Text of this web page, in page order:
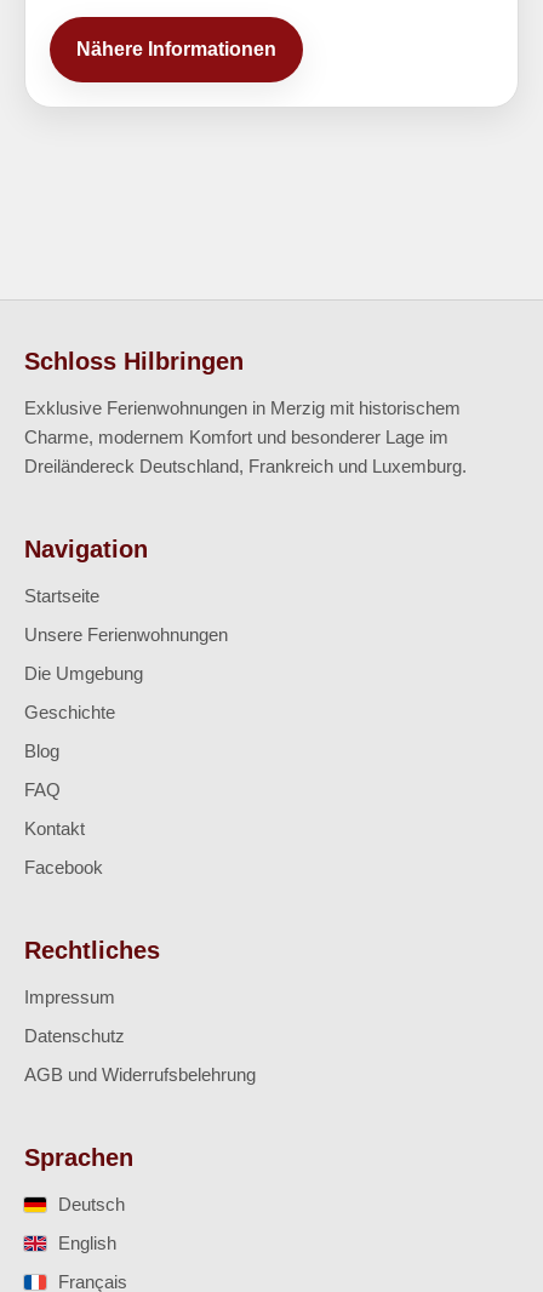
Nähere Informationen
Schloss Hilbringen
Exklusive Ferienwohnungen in Merzig mit historischem
Charme, modernem Komfort und besonderer Lage im
Dreiländereck Deutschland, Frankreich und Luxemburg.
Navigation
Startseite
Unsere Ferienwohnungen
Die Umgebung
Geschichte
Blog
FAQ
Kontakt
Facebook
Rechtliches
Impressum
Datenschutz
AGB und Widerrufsbelehrung
Sprachen
Deutsch
English
Français